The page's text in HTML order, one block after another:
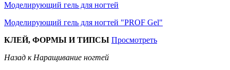
Моделирующий гель для ногтей
Моделирующий гель для ногтей "PROF Gel"
КЛЕЙ, ФОРМЫ И ТИПСЫ Просмотреть
Назад к Наращивание ногтей